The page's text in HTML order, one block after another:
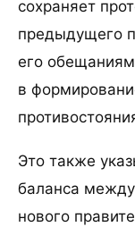
сохраняет
предыдущего
его
в
Это также
баланса
нового